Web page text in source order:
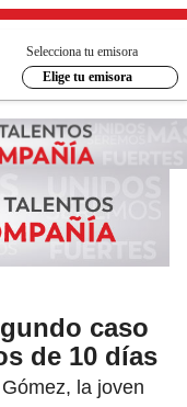
Selecciona tu emisora
Elige tu emisora
caso
de 10 días
la joven